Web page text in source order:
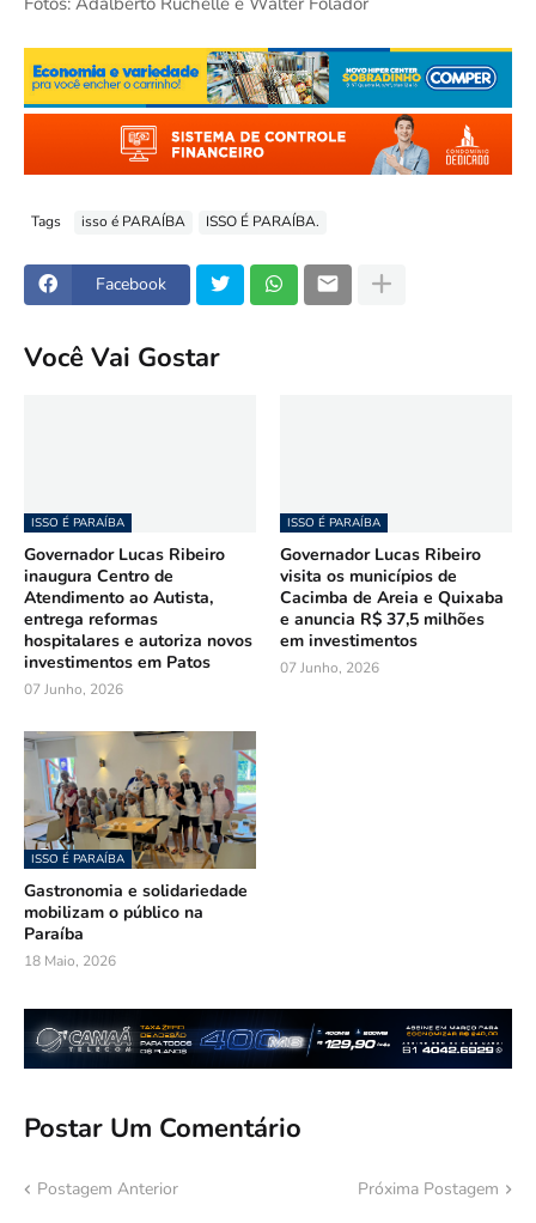
Tags isso é PARAÍBA ISSO É PARAÍBA.
Facebook
Você Vai Gostar
ISSO É PARAÍBA
Governador Lucas Ribeiro
inaugura Centro de
Atendimento ao Autista,
entrega reformas
hospitalares e autoriza novos
investimentos em Patos
07 Junho, 2026
ISSO É PARAÍBA
Governador Lucas Ribeiro
visita os municípios de
Cacimba de Areia e Quixaba
e anuncia R$ 37,5 milhões
em investimentos
07 Junho, 2026
ISSO É PARAÍBA
Gastronomia e solidariedade
mobilizam o público na
Paraíba
18 Maio, 2026
Postar Um Comentário
Postagem Anterior Próxima Postagem